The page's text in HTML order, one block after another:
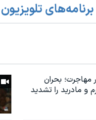
برنامه‌های تلویزیون
مهاجرت؛ بحران
و مادرید را تشدید